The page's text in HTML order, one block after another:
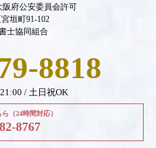
阪府公安委員会許可
垣町91-102
士協同組合
8818
/ 土日祝OK
（24時間対応）
8767